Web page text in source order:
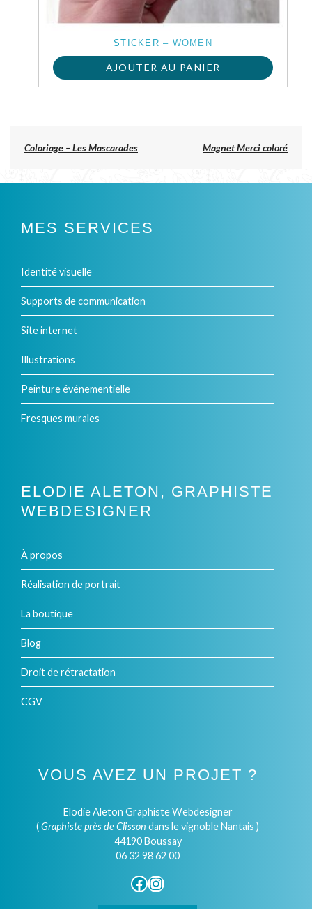
STICKER – WOMEN
AJOUTER AU PANIER
L’ARTICLE
Previous
Coloriage – Les Mascarades Magnet Merci coloré
MES SERVICES
Identité visuelle
Supports de communication
Site internet
Illustrations
Peinture événementielle
Fresques murales
ELODIE ALETON, GRAPHISTE
WEBDESIGNER
À propos
Réalisation de portrait
La boutique
Blog
Droit de rétractation
CGV
VOUS AVEZ UN PROJET ?
Elodie Aleton Graphiste Webdesigner
(Graphiste près de Clisson dans le vignoble Nantais )
44190 Boussay
06 32 98 62 00
Facebook
Instagram